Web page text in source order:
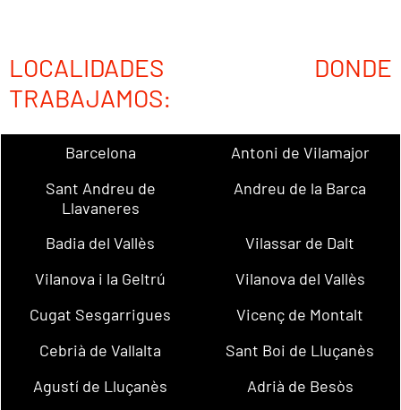
LOCALIDADES DONDE
TRABAJAMOS:
Barcelona
Antoni de Vilamajor
Sant Andreu de
Llavaneres
Andreu de la Barca
Badia del Vallès
Vilassar de Dalt
Vilanova i la Geltrú
Vilanova del Vallès
Cugat Sesgarrigues
Vicenç de Montalt
Cebrià de Vallalta
Sant Boi de Lluçanès
Agustí de Lluçanès
Adrià de Besòs